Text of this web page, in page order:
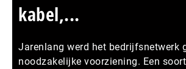
kabel,...
Jarenlang werd het bedrijfsnetwerk
noodzakelijke voorziening. Een